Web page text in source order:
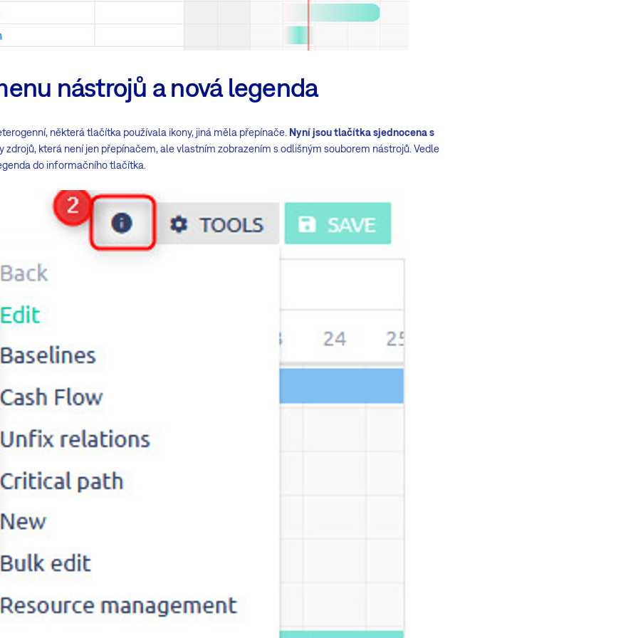
nástrojů a nová legenda
některá tlačítka používala ikony, jiná měla přepínače. Nyní jsou tlačítka sjednocena s
zdrojů, která není jen přepínačem, ale vlastním zobrazením s odlišným souborem nástrojů. Vedle
do informačního tlačítka.